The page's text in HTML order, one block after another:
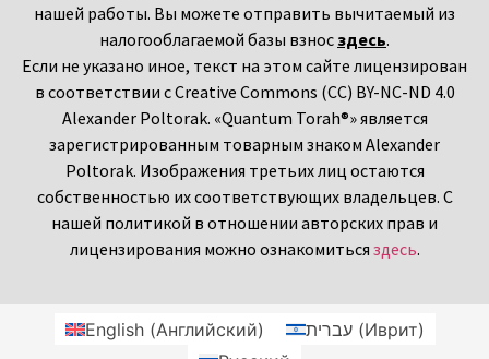
нашей работы. Вы можете отправить вычитаемый из
налогооблагаемой базы взнос здесь.
Если не указано иное, текст на этом сайте лицензирован
в соответствии с Creative Commons (CC) BY-NC-ND 4.0
Alexander Poltorak. «Quantum Torah®» является
зарегистрированным товарным знаком Alexander
Poltorak. Изображения третьих лиц остаются
собственностью их соответствующих владельцев. С
нашей политикой в отношении авторских прав и
лицензирования можно ознакомиться здесь.
English(Английский) עברית(Иврит)